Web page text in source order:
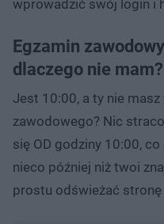
wprowadzić swój login i
Egzamin
dlaczego nie mam?
Jest 10:00, a ty nie
zawodowego? Nic
się OD godziny 10:00,
nieco później niż twoi
prostu odświeżać stronę